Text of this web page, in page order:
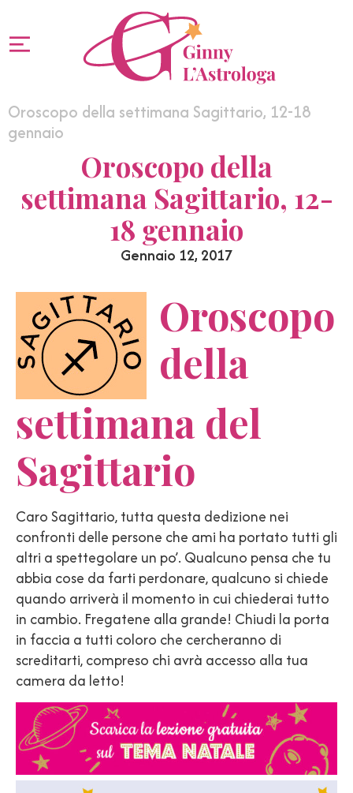
Oroscopo della settimana Sagittario, 12-18
gennaio
Oroscopo della
settimana Sagittario, 12-
18 gennaio
Gennaio 12, 2017
Oroscopo
della
settimana del
Sagittario
Caro Sagittario, tutta questa dedizione nei
confronti delle persone che ami ha portato tutti gli
altri a spettegolare un po’. Qualcuno pensa che tu
abbia cose da farti perdonare, qualcuno si chiede
quando arriverà il momento in cui chiederai tutto
in cambio. Fregatene alla grande! Chiudi la porta
in faccia a tutti coloro che cercheranno di
screditarti, compreso chi avrà accesso alla tua
camera da letto!